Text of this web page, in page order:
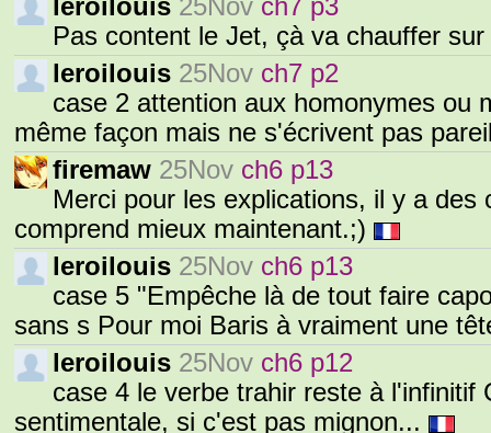
leroilouis 25Nov ch7 p3
Pas content le Jet, çà va chauffer
leroilouis 25Nov ch7 p2
case 2 attention aux homonymes ou
même façon mais ne s'écrivent pas
firemaw 25Nov ch6 p13
Merci pour les explications, il y a des
comprend mieux maintenant.;)
leroilouis 25Nov ch6 p13
case 5 "Empêche là de tout faire
sans s Pour moi Baris à vraiment une
leroilouis 25Nov ch6 p12
case 4 le verbe trahir reste à l'infinitif
sentimentale, si c'est pas mignon...